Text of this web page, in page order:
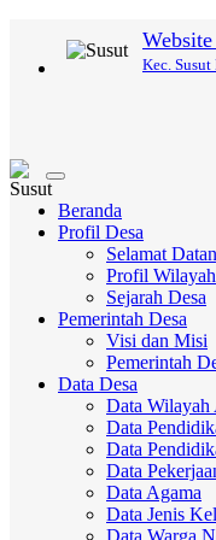
Kec.
Toggle
navigation
Beranda
Profil Desa
Selamat
Profil
Sejarah Desa
Pemerintah Desa
Visi dan Misi
Pemerintah
Data Desa
Data
Data
Data
Data
Data Agama
Data Jenis
Data Warga